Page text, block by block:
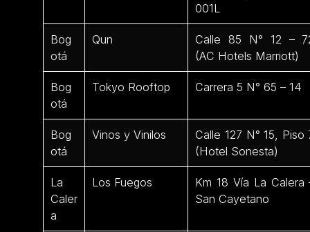
001L
Bog
otá
Qun
Calle 85 N° 12 –
(AC Hotels Marriott)
Bog
otá
Tokyo Rooftop Carrera 5 N° 65 – 14
Bog
otá
Vinos y Vinilos
Calle 127 N° 15, Piso
(Hotel Sonesta)
La
Caler
a
Los Fuegos
Km 18 Vía La Calera
San Cayetano